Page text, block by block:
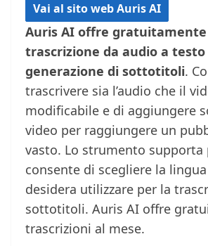
Vai al sito web Auris AI
Auris AI offre
trascrizione da audio a testo
generazione di sottotitoli.
trascrivere sia l’audio che il
modificabile e di aggiungere
video per raggiungere un
vasto. Lo strumento supporta
consente di scegliere la
desidera utilizzare per la
sottotitoli. Auris AI offre
trascrizioni al mese.